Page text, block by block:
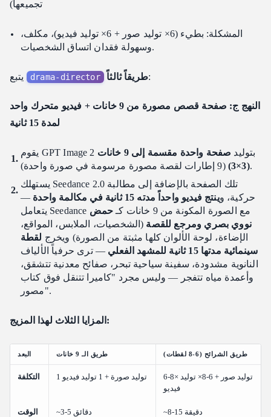
تجميعها)
المشكلة: بطيء (6× توليد صور + 6× توليد فيديو)، مكلف،
وسهولة فقدان اتساق الشخصيات.
drama-director طريقاً ثالثاً:
النهج ج: صفحة قصص مصورة من 9 خانات + فيديو متحرك واحد
لمدة 15 ثانية
يقوم GPT Image 2 بتوليد
صفحة واحدة مقسمة إلى 9 خانات
(3×3)(9 إطارات لقصة مصورة مرسومة في صورة واحدة).
يستهلك Seedance 2.0 تلك الصفحة بالإضافة إلى مطالبة
حركية، وينتج فيديو واحداً مدته 15 ثانية في مكالمة واحدة
—
يتعامل Seedance مع الصورة المكونة من 9 خانات كـ
حمض
نووي بصري ومرجع للقصة (الشخصيات، الملابس، المواقع،
الإضاءة، لوحة الألوان كلها مثبتة من الصورة) ويخرج لقطة
سينمائية مدتها 15 ثانية للمشهد الفعلي
— ترى حرفياً الألياف
النانوية مشدودة، سفينة سياحية تبحر، صفائح معدنية تتشقق،
وأعمدة مياه تتفجر — وليس مجرد "كاميرا تتنقل فوق كتاب
مصور".
المزايا الثلاث لهذا المزيج:
البعد طريق الـ 9 خانات طريق الشرائح (6-8 لقطات)
التكلفة 1 توليد صورة + 1 توليد فيديو
6-8× توليد صور + 6-8× توليد
فيديو
الوقت ~3-5 دقائق ~8-15 دقيقة